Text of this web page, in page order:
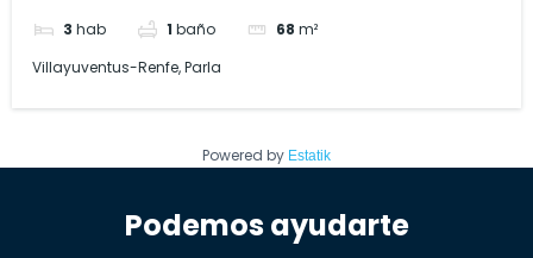
3 hab 1 baño 68 m²
Villayuventus-Renfe, Parla
Powered by Estatik
Podemos ayudarte